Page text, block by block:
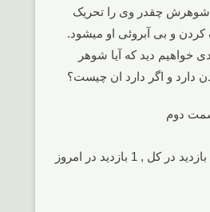
شوهرش چقدر وی را تحریک
و بی آبروئی او میشود.
خواهیم دید که آیا شوهر
دارد و اگر دارد ان چیست؟
دوم
, 1 بازدید در امروز